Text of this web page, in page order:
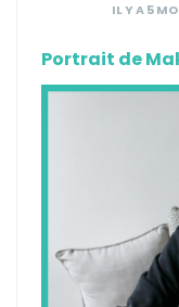
IL Y A 5
Portrait de